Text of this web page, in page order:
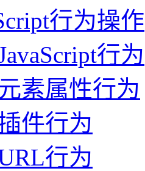
行为操作
行为
素属性行为
件行为
行为